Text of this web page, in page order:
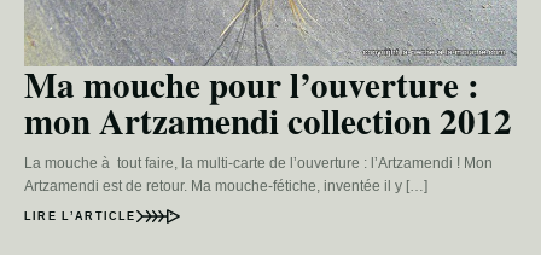
Ma mouche pour l’ouverture :
mon Artzamendi collection 2012
La mouche à tout faire, la multi-carte de l’ouverture : l’Artzamendi ! Mon
Artzamendi est de retour. Ma mouche-fétiche, inventée il y […]
LIRE L’ARTICLE